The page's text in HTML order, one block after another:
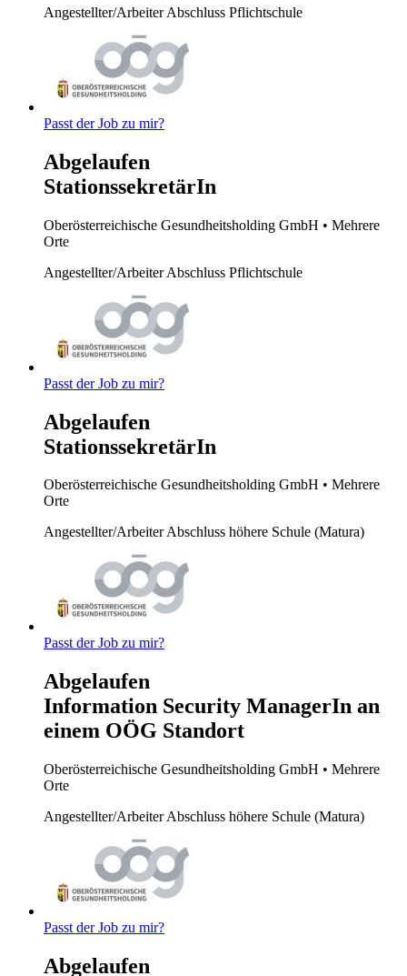
Angestellter/ArbeiterAbschluss Pflichtschule
Passt der Job zu mir?
Abgelaufen
StationssekretärIn
Oberösterreichische Gesundheitsholding GmbH • Mehrere
Orte
Angestellter/ArbeiterAbschluss Pflichtschule
Passt der Job zu mir?
Abgelaufen
StationssekretärIn
Oberösterreichische Gesundheitsholding GmbH • Mehrere
Orte
Angestellter/ArbeiterAbschluss höhere Schule (Matura)
Passt der Job zu mir?
Abgelaufen
Information Security ManagerIn an
einem OÖG Standort
Oberösterreichische Gesundheitsholding GmbH • Mehrere
Orte
Angestellter/ArbeiterAbschluss höhere Schule (Matura)
Passt der Job zu mir?
Abgelaufen